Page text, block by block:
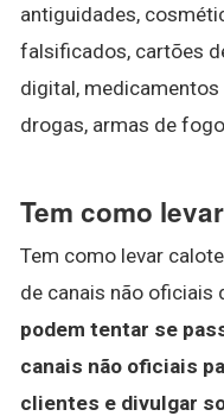
antiguidades,
falsificados, cartões
digital,
drogas, armas de
Tem como
Tem como levar
de canais não oficiais
podem tentar se
canais não oficiais
clientes e divulgar